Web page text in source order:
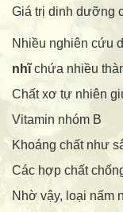
Giá trị dinh dưỡng
Nhiều nghiên cứu
nhĩchứa nhiều
Chất xơ tự nhiên
Vitamin nhóm B
Khoáng chất như
Các hợp chất
Nhờ vậy, loại nấm